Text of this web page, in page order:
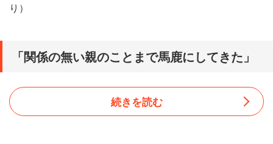
り）
「関係の無い親のことまで馬鹿にしてきた」
続きを読む